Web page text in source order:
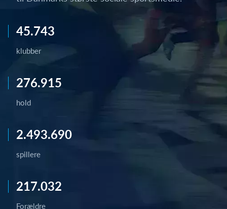
45.743
klubber
276.915
hold
2.493.690
spillere
217.032
Forældre